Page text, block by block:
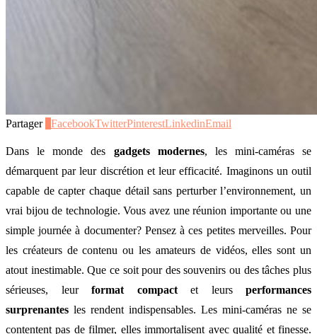
Partager FacebookTwitterPinterestLinkedinEmail
Dans le monde des gadgets modernes, les mini-caméras se
démarquent par leur discrétion et leur efficacité. Imaginons un outil
capable de capter chaque détail sans perturber l’environnement, un
vrai bijou de technologie. Vous avez une réunion importante ou une
simple journée à documenter? Pensez à ces petites merveilles. Pour
les créateurs de contenu ou les amateurs de vidéos, elles sont un
atout inestimable. Que ce soit pour des souvenirs ou des tâches plus
sérieuses, leur format compactet leurs performances
surprenantes les rendent indispensables. Les mini-caméras ne se
contentent pas de filmer, elles immortalisent avec qualité et finesse.